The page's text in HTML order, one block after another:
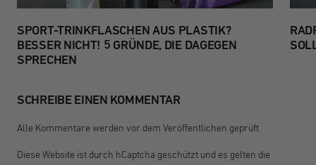
SPORT-TRINKFLASCHEN AUS PLASTIK?
BESSER NICHT! 5 GRÜNDE, DIE DAGEGEN
SPRECHEN
SCHREIBE EINEN KOMMENTAR
Alle Kommentare werden vor dem Veröffentlichen geprüft.
Diese Website ist durch hCaptcha geschützt und es gelten die